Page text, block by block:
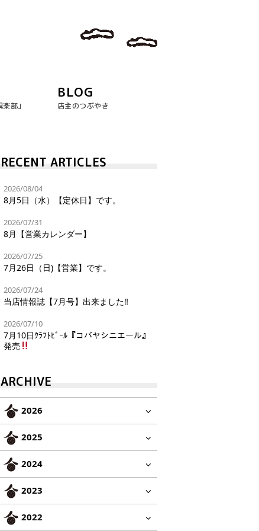
楽部｣
BLOG
店主のつぶやき
RECENT ARTICLES
2026/08/04
8月5日（水）【定休日】です。
2026/07/31
8月【営業カレンダー】
2026/07/25
7月26日（日)【営業】です。
2026/07/24
当店情報誌【7月号】出来ました‼︎
2026/07/10
7月10日ｸﾗﾌﾄﾋﾞｰﾙ『コバヤシニエール』
発売
ARCHIVE
2026
2025
2024
2023
2022